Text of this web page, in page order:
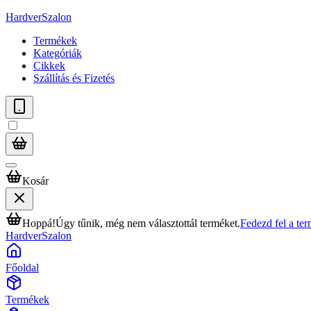
HardverSzalon
Termékek
Kategóriák
Cikkek
Szállítás és Fizetés
Kosár
Hoppá!Úgy tűnik, még nem választottál terméket.Fedezd fel a
HardverSzalon
Főoldal
Termékek